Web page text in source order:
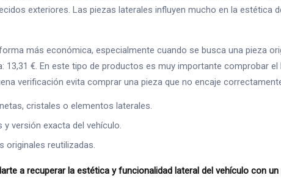
exteriores. Las piezas laterales influyen mucho en la estética
más económica, especialmente cuando se busca una pieza
€. En este tipo de productos es muy importante comprobar
verificación evita comprar una pieza que no encaje
cristales o elementos laterales.
versión exacta del vehículo.
originales reutilizadas.
a recuperar la estética y funcionalidad lateral del vehículo